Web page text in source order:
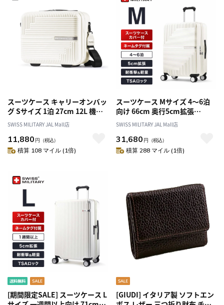
スーツケース キャリーオンバッ
グ Sサイズ 1泊 27cm 12L 機内
持込可 バニラホワイト バッグ
バンド付/ショルダーストラップ
付 SWISS MILITARY[スイスミ
リタリー] GENESIS[ジェネシ
SWISS MILITARY JAL Mall店
11,880 円 （税込）
積算 108 マイル (1倍)
スーツケース Mサイズ 4～6泊
向け 66cm 奥行5cm拡張
74/88L バニラホワイト キャリ
ーケース TSAロック スーツケー
スカバー付/ネームタグ付
SWISS MILITARY[スイスミリ
SWISS MILITARY JAL Mall店
31,680 円 （税込）
積算 288 マイル (1倍)
[期間限定SALE] スーツケース L
[GIUDI] イタリア製 ソフトエン